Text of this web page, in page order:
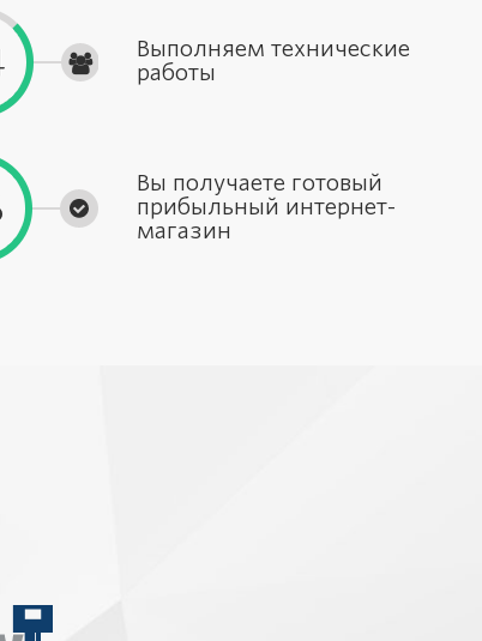
Выполняем технические
работы
Вы получаете готовый
прибыльный интернет-
магазин